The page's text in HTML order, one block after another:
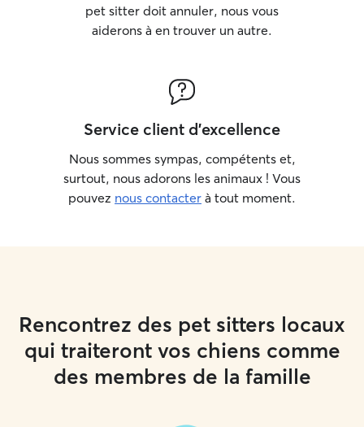
pet sitter doit annuler, nous vous
aiderons à en trouver un autre.
Service client d'excellence
Nous sommes sympas, compétents et,
surtout, nous adorons les animaux ! Vous
pouvez nous contacter à tout moment.
Rencontrez des pet sitters locaux
qui traiteront vos chiens comme
des membres de la famille